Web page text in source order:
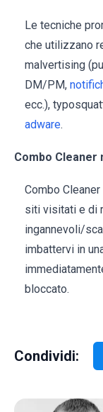
Le tecniche
che utilizzano
malvertising
DM/PM,
ecc.),
adware.
Combo
Combo
siti visitati e di
ingannevoli/
imbattervi in
bloccato.
Condividi: